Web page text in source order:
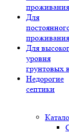
проживания
Для
проживания
Для
уровня
грунтовых
Недорогие
септики